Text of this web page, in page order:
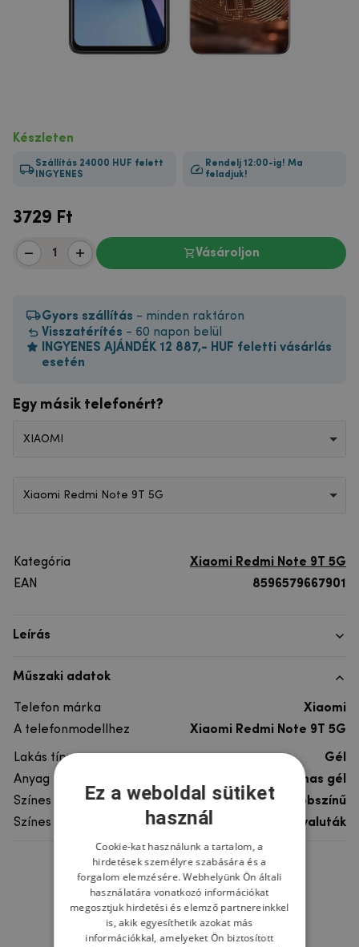
Készleten
Szállítás 24000 HUF felett
INGYENES
Rendelj 12:00-ig! Ma
feladjuk!
3729 Ft
Vásároljon
Gyors szállítás - minden raktáron
Visszatérítés - 60 napon belül
INGYENES AJÁNDÉK 12 887,- HUF feletti vásárlás
esetén
Egy másik telefonért?
XIAOMI
Xiaomi Redmi Note 9T 5G
Kategória
Xiaomi Redmi Note 9T 5G
EAN
8596579667901
Leírás
Műszaki adatok
Telefon márka
Xiaomi
A telefonmodellhez
Xiaomi Redmi Note 9T 5G
Lakás típusa
Gél
Anyag
rugalmas gél
Színes
többszínű
Színes motívum
Kriptovaluták
Ne felejtsd el
Ez a weboldal sütiket
használ
Cookie-kat használunk a tartalom, a
hirdetések személyre szabására és a
forgalom elemzésére. Webhelyünk Ön általi
használatára vonatkozó információkat
megosztjuk hirdetési és elemző partnereinkkel
is, akik egyesíthetik azokat más
információkkal, amelyeket Ön biztosított